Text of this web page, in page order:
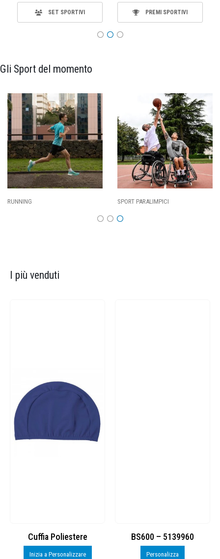
SET SPORTIVI PREMI SPORTIVI
Gli Sport del momento
SPORT PARALIMPICI
I più venduti
Cuffia Poliestere
Inizia a Personalizzare
BS600 – 5139960
Personalizza